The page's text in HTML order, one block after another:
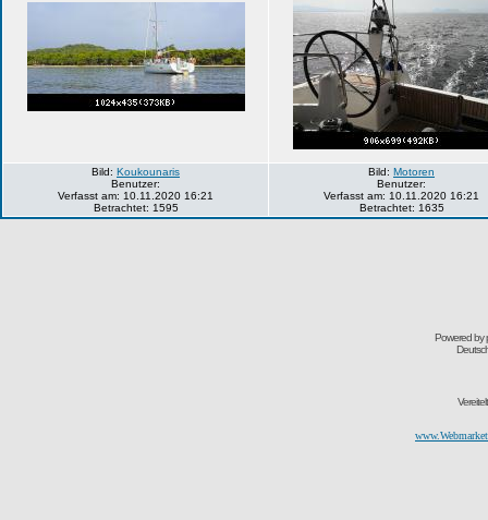
Bild: Koukounaris
Benutzer:
Verfasst am: 10.11.2020 16:21
Betrachtet: 1595
Bild: Motoren
Benutzer:
Verfasst am: 10.11.2020 16:21
Betrachtet: 1635
Powered by